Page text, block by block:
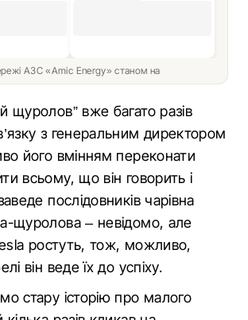
АЗС «Amic Energy» станом на
щуролов” вже багато разів
з генеральним директором
його вмінням переконати
всьому, що він говорить і
послідовників чарівна
щуролова – невідомо, але
ростуть, тож, можливо,
він веде їх до успіху.
стару історію про малого